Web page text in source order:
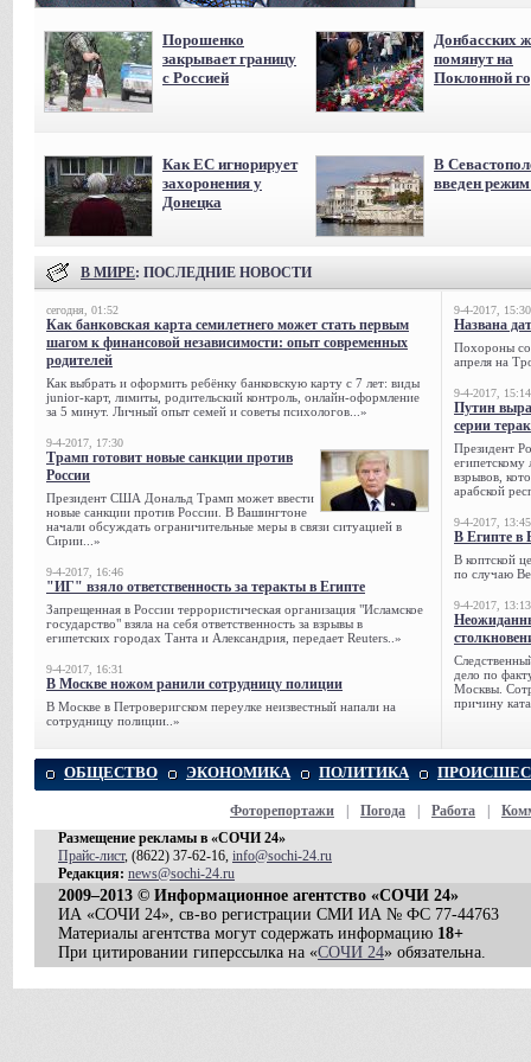
Порошенко
закрывает границу
с Россией
Донбасских
помянут на
Поклонной
Как ЕС игнорирует
захоронения у
Донецка
В
введен
В МИРЕ: ПОСЛЕДНИЕ НОВОСТИ
сегодня, 01:52
Как банковская карта семилетнего может стать первым
шагом к финансовой независимости: опыт современных
родителей
Как выбрать и оформить ребёнку банковскую карту с 7 лет: виды
junior-карт, лимиты, родительский контроль, онлайн-оформление
за 5 минут. Личный опыт семей и советы психологов...»
9-4-2017, 17:30
Трамп готовит новые санкции против
России
Президент США Дональд Трамп может ввести
новые санкции против России. В Вашингтоне
начали обсуждать ограничительные меры в связи ситуацией в
Сирии...»
9-4-2017, 16:46
"ИГ" взяло ответственность за теракты в Египте
Запрещенная в России террористическая организация "Исламское
государство" взяла на себя ответственность за взрывы в
египетских городах Танта и Александрия, передает Reuters..»
9-4-2017, 16:31
В Москве ножом ранили сотрудницу полиции
В Москве в Петроверигском переулке неизвестный напали на
сотрудницу полиции..»
9-4-2017, 15:30
Названа
Похороны
апреля на
9-4-2017, 15:14
Путин
серии
Президент
египетскому
взрывов,
арабской
9-4-2017, 13:45
В Египте в
В коптской
по случаю
9-4-2017, 13:13
дело по
Москвы.
причину
ОБЩЕСТВО ЭКОНОМИКА ПОЛИТИКА
Фоторепортажи Погода Работа
Размещение рекламы в «СОЧИ 24»
Прайс-лист, (8622) 37-62-16, info@sochi-24.ru
Редакция: news@sochi-24.ru
2009–2013 © Информационное агентство «СОЧИ 24»
ИА «СОЧИ 24», св-во регистрации СМИ ИА № ФС 77-44763
Материалы агентства могут содержать информацию 18+
При цитировании гиперссылка на «СОЧИ 24» обязательна.